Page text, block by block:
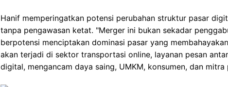
Hanif memperingatkan potensi perubahan struktur pasar
tanpa pengawasan ketat. "Merger ini bukan sekadar
berpotensi menciptakan dominasi pasar yang
akan terjadi di sektor transportasi online, layanan pesan
digital, mengancam daya saing, UMKM, konsumen, dan mitra